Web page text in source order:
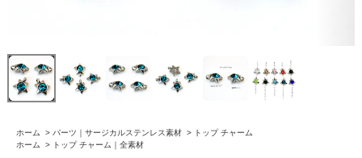
ホーム > パーツ｜サージカルステンレス素材 > トップ チャーム
ホーム
> トップ チャーム｜全素材